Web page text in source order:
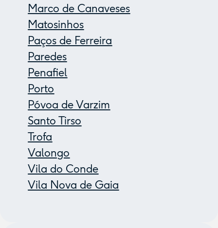
Marco de Canaveses
Matosinhos
Paços de Ferreira
Paredes
Penafiel
Porto
Póvoa de Varzim
Santo Tirso
Trofa
Valongo
Vila do Conde
Vila Nova de Gaia